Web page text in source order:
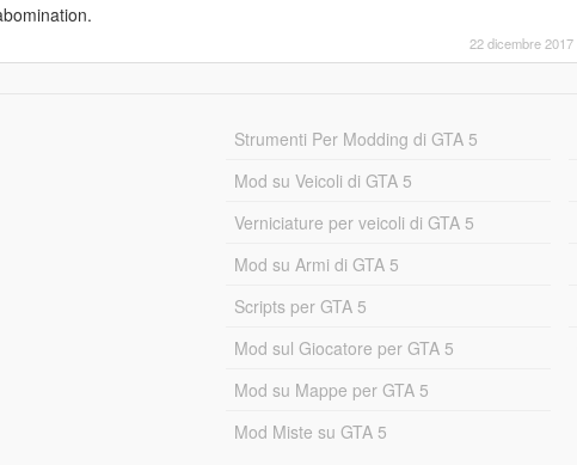
22 dicembre 2017
Strumenti Per Modding di GTA 5
Mod su Veicoli di GTA 5
Verniciature per veicoli di GTA 5
Mod su Armi di GTA 5
Scripts per GTA 5
Mod sul Giocatore per GTA 5
Mod su Mappe per GTA 5
Mod Miste su GTA 5